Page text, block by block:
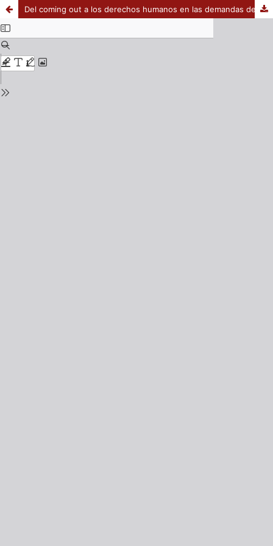
Del coming out a los derechos humanos en las demandas de las organizaciones de la sociedad civil del movimiento lgbt: estrategias discursivas de refugio